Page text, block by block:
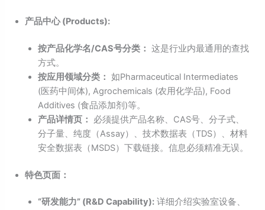
产品中心 (Products):
按产品化学名/CAS号分类： 这是行业内最通用的查找
方式。
按应用领域分类： 如Pharmaceutical Intermediates
(医药中间体), Agrochemicals (农用化学品), Food
Additives (食品添加剂)等。
产品详情页：
必须提供产品名称、CAS号、分子式、
分子量、纯度（Assay）、技术数据表（TDS）、材料
安全数据表（MSDS）下载链接。信息必须精准无误。
特色页面：
“研发能力” (R&D Capability): 详细介绍实验室设备、